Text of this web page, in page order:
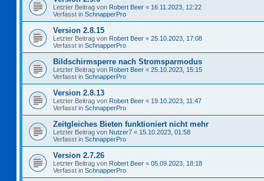
Letzter Beitrag von Robert Beer « 16.11.2023, 12:22
Verfasst in SchnapperPro
Version 2.8.15
Letzter Beitrag von Robert Beer « 25.10.2023, 17:08
Verfasst in SchnapperPro
Bildschirmsperre nach Stromsparmodus
Letzter Beitrag von Robert Beer « 25.10.2023, 15:15
Verfasst in SchnapperPro
Version 2.8.13
Letzter Beitrag von Robert Beer « 19.10.2023, 11:47
Verfasst in SchnapperPro
Zeitgleiches Bieten funktioniert nicht mehr
Letzter Beitrag von Nutzer7 « 15.10.2023, 01:58
Verfasst in SchnapperPro
Version 2.7.26
Letzter Beitrag von Robert Beer « 05.09.2023, 18:18
Verfasst in SchnapperPro